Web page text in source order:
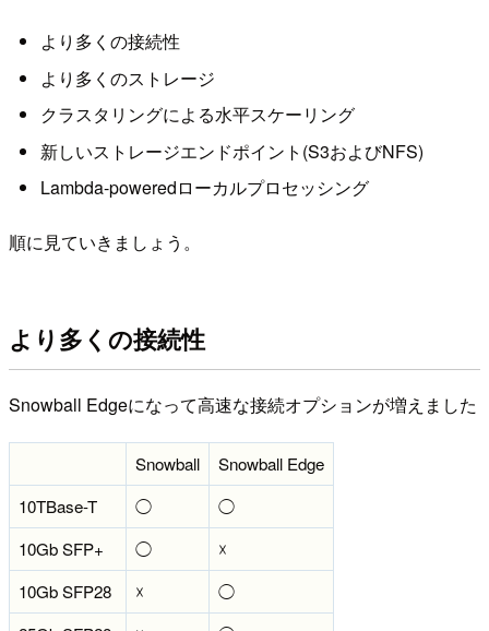
より多くの接続性
より多くのストレージ
クラスタリングによる水平スケーリング
新しいストレージエンドポイント(S3およびNFS)
Lambda-poweredローカルプロセッシング
順に見ていきましょう。
より多くの接続性
Snowball Edgeになって高速な接続オプションが増えました
Snowball
Snowball Edge
10TBase-T
◯
◯
10Gb SFP+
◯
☓
10Gb SFP28
☓
◯